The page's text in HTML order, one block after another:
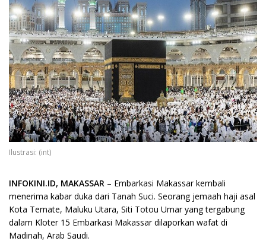
Ilustrasi: (int)
INFOKINI.ID, MAKASSAR – Embarkasi Makassar kembali
menerima kabar duka dari Tanah Suci. Seorang jemaah haji asal
Kota Ternate, Maluku Utara, Siti Totou Umar yang tergabung
dalam Kloter 15 Embarkasi Makassar dilaporkan wafat di
Madinah, Arab Saudi.